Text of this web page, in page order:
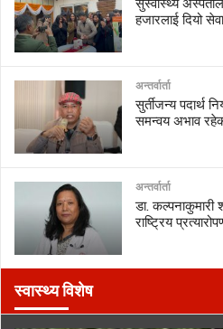
हजारलाई दियो सेवा
अन्तर्वार्ता
सुर्तीजन्य पदार्थ
समन्वय अभाव
अन्तर्वार्ता
डा. कल्पनाकुमारी
राष्ट्रिय
स्वास्थ्य विशेष